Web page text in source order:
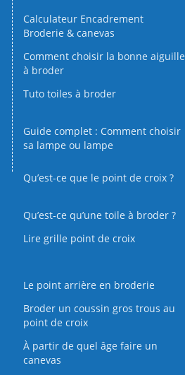
Calculateur Encadrement
Broderie & canevas
Comment choisir la bonne aiguille
à broder
Tuto toiles à broder
Guide complet : Comment choisir
sa lampe ou lampe
Qu’est-ce que le point de croix ?
Qu’est‑ce qu’une toile à broder ?
Lire grille point de croix
Le point arrière en broderie
Broder un coussin gros trous au
point de croix
À partir de quel âge faire un
canevas